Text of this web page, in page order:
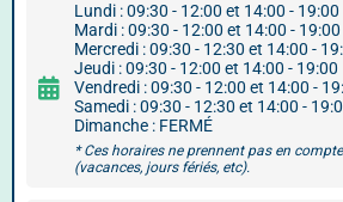
Lundi : 09:30 - 12:00 et 14:00 - 19:00
Mardi : 09:30 - 12:00 et 14:00 - 19:00
Mercredi : 09:30 - 12:30 et 14:00 -
Jeudi : 09:30 - 12:00 et 14:00 - 19:00
Vendredi : 09:30 - 12:00 et 14:00 -
Samedi : 09:30 - 12:30 et 14:00 -
Dimanche : FERMÉ
* Ces horaires ne prennent pas en
(vacances, jours fériés, etc).